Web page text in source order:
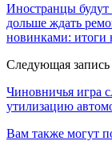
Иностранцы
дольше ждать
новинками: итоги
Следующая запись
Чиновничья игра
утилизацию
Вам также могут